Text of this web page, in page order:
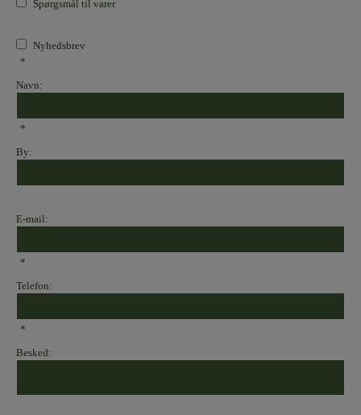
Spørgsmål til varer
Nyhedsbrev
*
Navn:
*
By:
E-mail:
*
Telefon:
*
Besked: